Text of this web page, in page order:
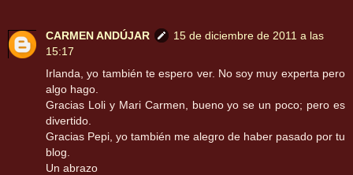
CARMEN ANDÚJAR
15 de diciembre de 2011 a las
15:17
Irlanda, yo también te espero ver. No soy muy experta pero
algo hago.
Gracias Loli y Mari Carmen, bueno yo se un poco; pero es
divertido.
Gracias Pepi, yo también me alegro de haber pasado por tu
blog.
Un abrazo